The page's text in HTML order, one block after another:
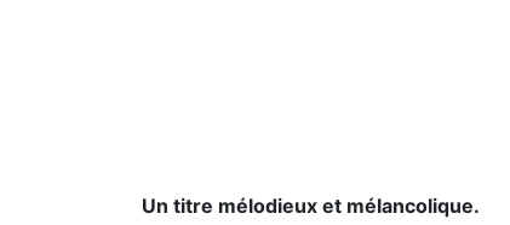
Un titre mélodieux et mélancolique.